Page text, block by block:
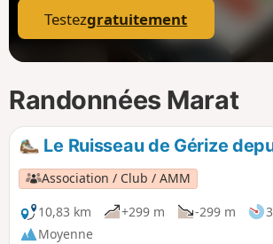
Testezgratuitement
Randonnées Marat
Le Ruisseau de Gérize
Association / Club / AMM
10,83 km
+299 m -299 m
Moyenne